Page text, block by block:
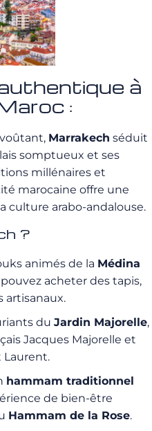
à
:
Marrakech séduit
somptueux et ses
millénaires et
marocaine offre une
culture arabo-andalouse.
?
animés de la Médina
acheter des tapis,
artisanaux.
du Jardin Majorelle,
Jacques Majorelle et
Laurent.
hammam traditionnel
de bien-être
Hammam de la Rose.